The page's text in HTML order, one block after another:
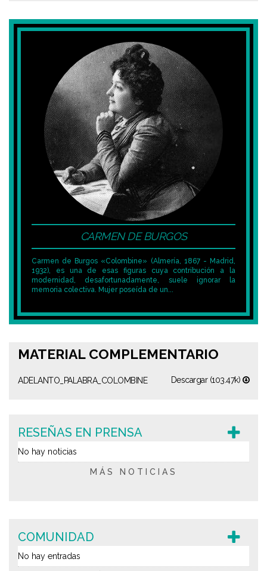
CARMEN DE BURGOS
Carmen de Burgos «Colombine» (Almería, 1867 - Madrid,
1932), es una de esas figuras cuya contribución a la
modernidad, desafortunadamente, suele ignorar la
memoria colectiva. Mujer poseída de un...
MATERIAL COMPLEMENTARIO
ADELANTO_PALABRA_COLOMBINE Descargar (103.47k)
RESEÑAS EN PRENSA
No hay noticias
MÁS NOTICIAS
COMUNIDAD
No hay entradas